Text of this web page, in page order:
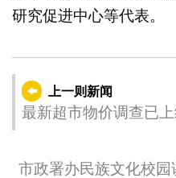
研究促进中心等代表。
上一则新闻
最新超市物价调查已
市政署办民族文化校园讲座